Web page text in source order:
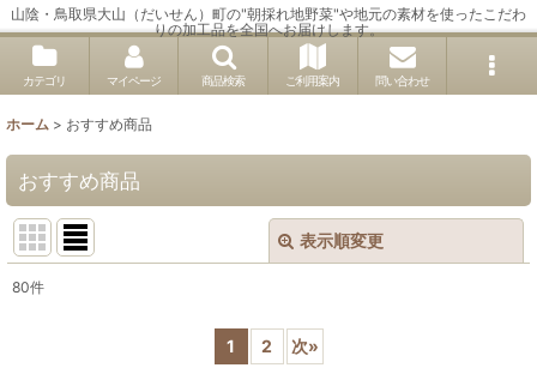
山陰・鳥取県大山（だいせん）町の"朝採れ地野菜"や地元の素材を使ったこだわ
りの加工品を全国へお届けします。
カテゴリ マイページ 商品検索 ご利用案内 問い合わせ
ホーム > おすすめ商品
おすすめ商品
表示順変更
80件
1 2 次»